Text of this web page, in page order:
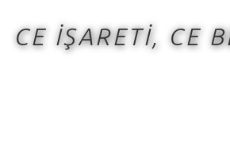
CE İŞARETİ, CE